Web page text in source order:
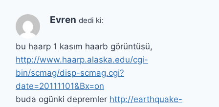
Evren dedi ki:
bu haarp 1 kasım haarb görüntüsü,
http://www.haarp.alaska.edu/cgi-
bin/scmag/disp-scmag.cgi?
date=20111101&Bx=on
buda ogünki depremler http://earthquake-